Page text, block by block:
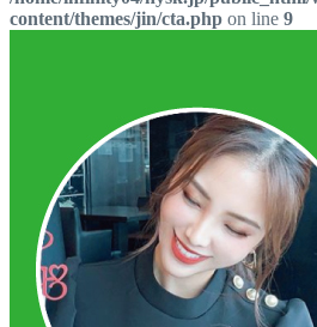
content/themes/jin/cta.php on line 9